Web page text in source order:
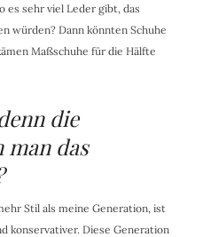
es sehr viel Leder gibt, das
würden? Dann könnten Schuhe
Maßschuhe für die Hälfte
die
man das
Stil als meine Generation, ist
konservativer. Diese Generation